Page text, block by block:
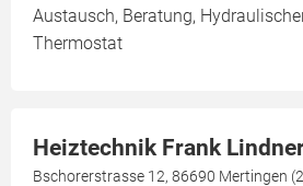
Austausch, Beratung,
Thermostat
Heiztechnik Frank
Bschorerstrasse 12, 86690 Mertingen